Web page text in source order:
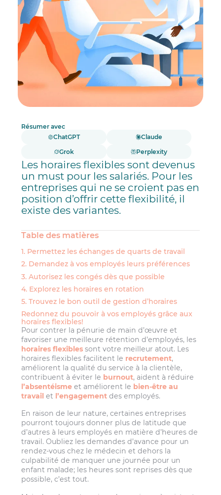
Résumer avec
ChatGPT
Claude
Grok
Perplexity
Les horaires flexibles sont devenus
un must pour les salariés. Pour les
entreprises qui ne se croient pas en
position d’offrir cette flexibilité, il
existe des variantes.
Table des matières
1. Permettez les échanges de quarts de travail
2. Demandez à vos employés leurs préférences
3. Autorisez les congés dès que possible
4. Explorez les horaires en rotation
5. Trouvez le bon outil de gestion d’horaires
Redonnez du pouvoir à vos employés grâce aux
horaires flexibles!
Pour contrer la pénurie de main d’œuvre et
favoriser une meilleure rétention d’employés, les
horaires flexibles sont votre meilleur atout. Les
horaires flexibles facilitent le recrutement,
améliorent la qualité du service à la clientèle,
contribuent à éviter le burnout, aident à réduire
l’absentéisme et améliorent le bien-être au
travail et l’engagement des employés.
En raison de leur nature, certaines entreprises
pourront toujours donner plus de latitude que
d’autres à leurs employés en matière d’heures de
travail. Oubliez les demandes d’avance pour un
rendez-vous chez le médecin et dehors la
culpabilité de manquer une journée pour un
enfant malade; les heures sont reprises dès que
possible, c’est tout.